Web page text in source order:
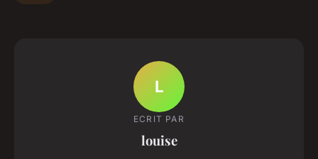
L
ECRIT PAR
louise